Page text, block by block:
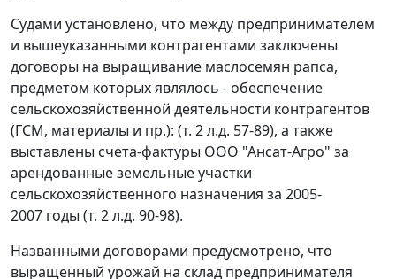
Судами установлено, что между предпринимателем
и вышеуказанными контрагентами заключены
договоры на выращивание маслосемян рапса,
предметом которых являлось - обеспечение
сельскохозяйственной деятельности контрагентов
(ГСМ, материалы и пр.): (т. 2 л.д. 57-89), а также
выставлены счета-фактуры ООО "Ансат-Агро" за
арендованные земельные участки
сельскохозяйственного назначения за 2005-
2007 годы (т. 2 л.д. 90-98).
Названными договорами предусмотрено, что
выращенный урожай на склад предпринимателя